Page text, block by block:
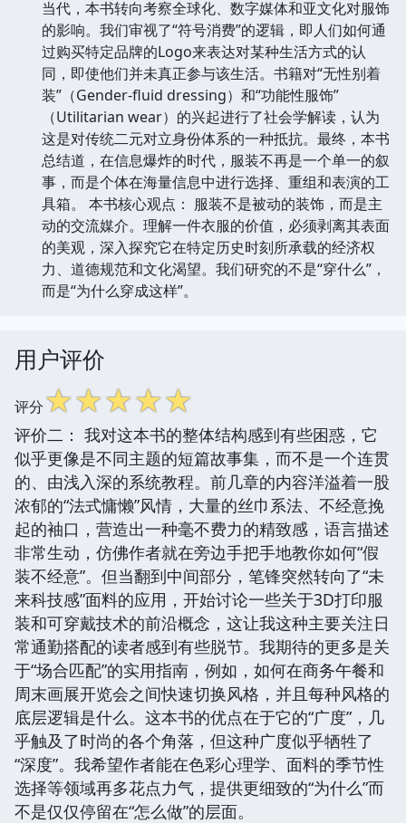
当代，本书转向考察全球化、数字媒体和亚文化对服饰
的影响。我们审视了“符号消费”的逻辑，即人们如何通
过购买特定品牌的Logo来表达对某种生活方式的认
同，即使他们并未真正参与该生活。书籍对“无性别着
装”（Gender-fluid dressing）和“功能性服饰”
（Utilitarian wear）的兴起进行了社会学解读，认为
这是对传统二元对立身份体系的一种抵抗。最终，本书
总结道，在信息爆炸的时代，服装不再是一个单一的叙
事，而是个体在海量信息中进行选择、重组和表演的工
具箱。 本书核心观点： 服装不是被动的装饰，而是主
动的交流媒介。理解一件衣服的价值，必须剥离其表面
的美观，深入探究它在特定历史时刻所承载的经济权
力、道德规范和文化渴望。我们研究的不是“穿什么”，
而是“为什么穿成这样”。
用户评价
评分☆☆☆☆☆
评价二： 我对这本书的整体结构感到有些困惑，它
似乎更像是不同主题的短篇故事集，而不是一个连贯
的、由浅入深的系统教程。前几章的内容洋溢着一股
浓郁的“法式慵懒”风情，大量的丝巾系法、不经意挽
起的袖口，营造出一种毫不费力的精致感，语言描述
非常生动，仿佛作者就在旁边手把手地教你如何“假
装不经意”。但当翻到中间部分，笔锋突然转向了“未
来科技感”面料的应用，开始讨论一些关于3D打印服
装和可穿戴技术的前沿概念，这让我这种主要关注日
常通勤搭配的读者感到有些脱节。我期待的更多是关
于“场合匹配”的实用指南，例如，如何在商务午餐和
周末画展开览会之间快速切换风格，并且每种风格的
底层逻辑是什么。这本书的优点在于它的“广度”，几
乎触及了时尚的各个角落，但这种广度似乎牺牲了
“深度”。我希望作者能在色彩心理学、面料的季节性
选择等领域再多花点力气，提供更细致的“为什么”而
不是仅仅停留在“怎么做”的层面。